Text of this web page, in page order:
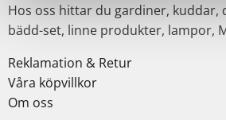
Hos oss hittar du gardiner, kuddar,
bädd-set, linne produkter, lampor,
Reklamation & Retur
Våra köpvillkor
Om oss